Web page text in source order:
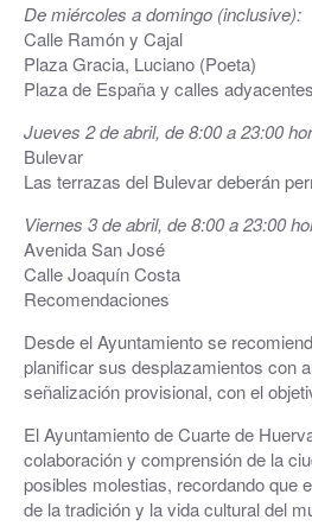
De miércoles a domingo (inclusive):
Calle Ramón y Cajal
Plaza Gracia, Luciano (Poeta)
Plaza de España y calles adyacentes
Jueves 2 de abril, de 8:00 a 23:00
Bulevar
Las terrazas del Bulevar deberán
Viernes 3 de abril, de 8:00 a 23:00
Avenida San José
Calle Joaquín Costa
Recomendaciones
Desde el Ayuntamiento se
planificar sus desplazamientos con
señalización provisional, con el
El Ayuntamiento de Cuarte de
colaboración y comprensión de la
posibles molestias, recordando que
de la tradición y la vida cultural del